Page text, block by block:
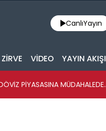
CanlıYayın
ZİRVE VİDEO YAYIN AKIŞI
PİYASASINA MÜDAHALEDE